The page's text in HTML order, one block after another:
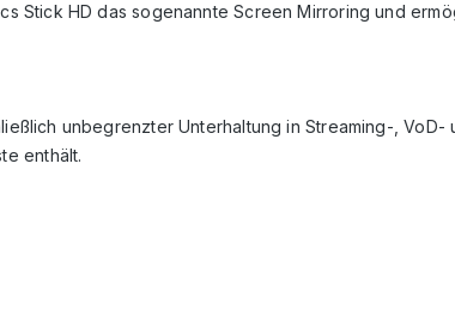
Stick HD das sogenannte Screen Mirroring und
unbegrenzter Unterhaltung in Streaming-, VoD-
enthält.